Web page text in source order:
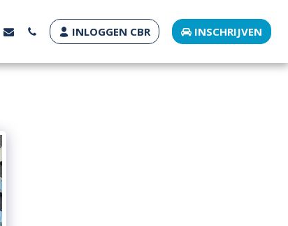
INLOGGEN CBR INSCHRIJVEN